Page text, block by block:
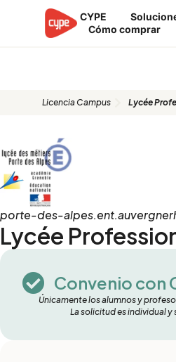
contenido
CYPE
Cómo comprar
Licencia Campus Lycée
porte-des-
Lycée
Convenio con
Únicamente los alumnos y
La solicitud es individual